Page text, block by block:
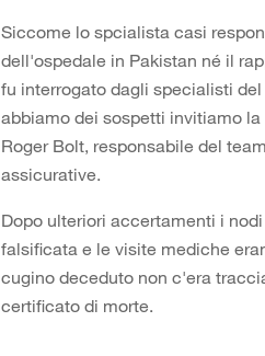
Siccome lo spcialista casi
dell'ospedale in Pakistan né il
fu interrogato dagli specialisti
abbiamo dei sospetti invitiamo
Roger Bolt, responsabile del
assicurative.
Dopo ulteriori accertamenti i
falsificata e le visite mediche
cugino deceduto non c'era
certificato di morte.